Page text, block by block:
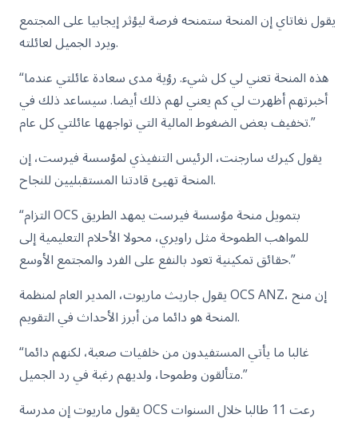
يقول نغاتاي إن المنحة ستمنحه فرصة ليؤثر إيجابيا على المجتمع
ويرد الجميل لعائلته.
“هذه المنحة تعني لي كل شيء. رؤية مدى سعادة عائلتي عندما
أخبرتهم أظهرت لي كم يعني لهم ذلك أيضا. سيساعد ذلك في
تخفيف بعض الضغوط المالية التي تواجهها عائلتي كل عام.”
يقول كيرك سارجنت، الرئيس التنفيذي لمؤسسة فيرست، إن
المنحة تهيئ قادتنا المستقبليين للنجاح.
“التزام OCS بتمويل منحة مؤسسة فيرست يمهد الطريق
للمواهب الطموحة مثل راويري، محولا الأحلام التعليمية إلى
حقائق تمكينية تعود بالنفع على الفرد والمجتمع الأوسع.”
يقول جاريث ماريوت، المدير العام لمنظمة OCS ANZ، إن منح
المنحة هو دائما من أبرز الأحداث في التقويم.
“غالبا ما يأتي المستفيدون من خلفيات صعبة، لكنهم دائما
متألقون وطموحا، ولديهم رغبة في رد الجميل.”
يقول ماريوت إن مدرسة OCS رعت 11 طالبا خلال السنوات